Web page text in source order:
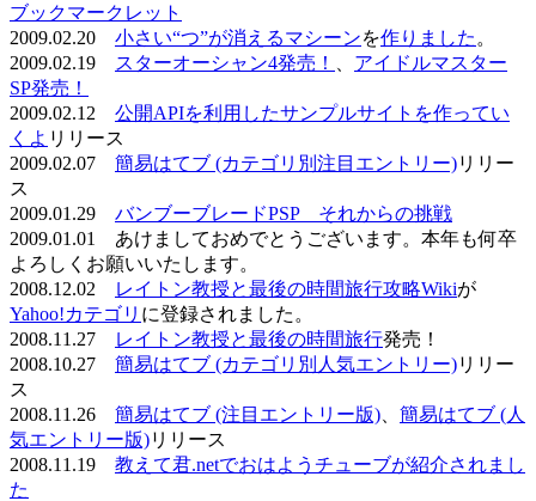
ブックマークレット
2009.02.20 小さい“つ”が消えるマシーンを作りました 。
2009.02.19
スターオーシャン4発売！
アイドルマスター
SP発売！
2009.02.12 公開APIを利用したサンプルサイトを作ってい
くよ リリース
2009.02.07 簡易はてブ (カテゴリ別注目エントリー)リリー
ス
2009.01.29 バンブーブレードPSP それからの挑戦
2009.01.01 あけましておめでとうございます。本年も何卒
よろしくお願いいたします。
2008.12.02
レイトン教授と最後の時間旅行攻略Wikiが
Yahoo!カテゴリ に登録されました。
2008.11.27
レイトン教授と最後の時間旅行発売！
2008.10.27 簡易はてブ (カテゴリ別人気エントリー)リリー
ス
2008.11.26 簡易はてブ (注目エントリー版)
簡易はてブ (人
気エントリー版)リリース
2008.11.19 教えて君.netでおはようチューブが紹介されまし
た